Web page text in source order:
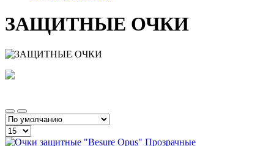
ЗАЩИТНЫЕ ОЧКИ